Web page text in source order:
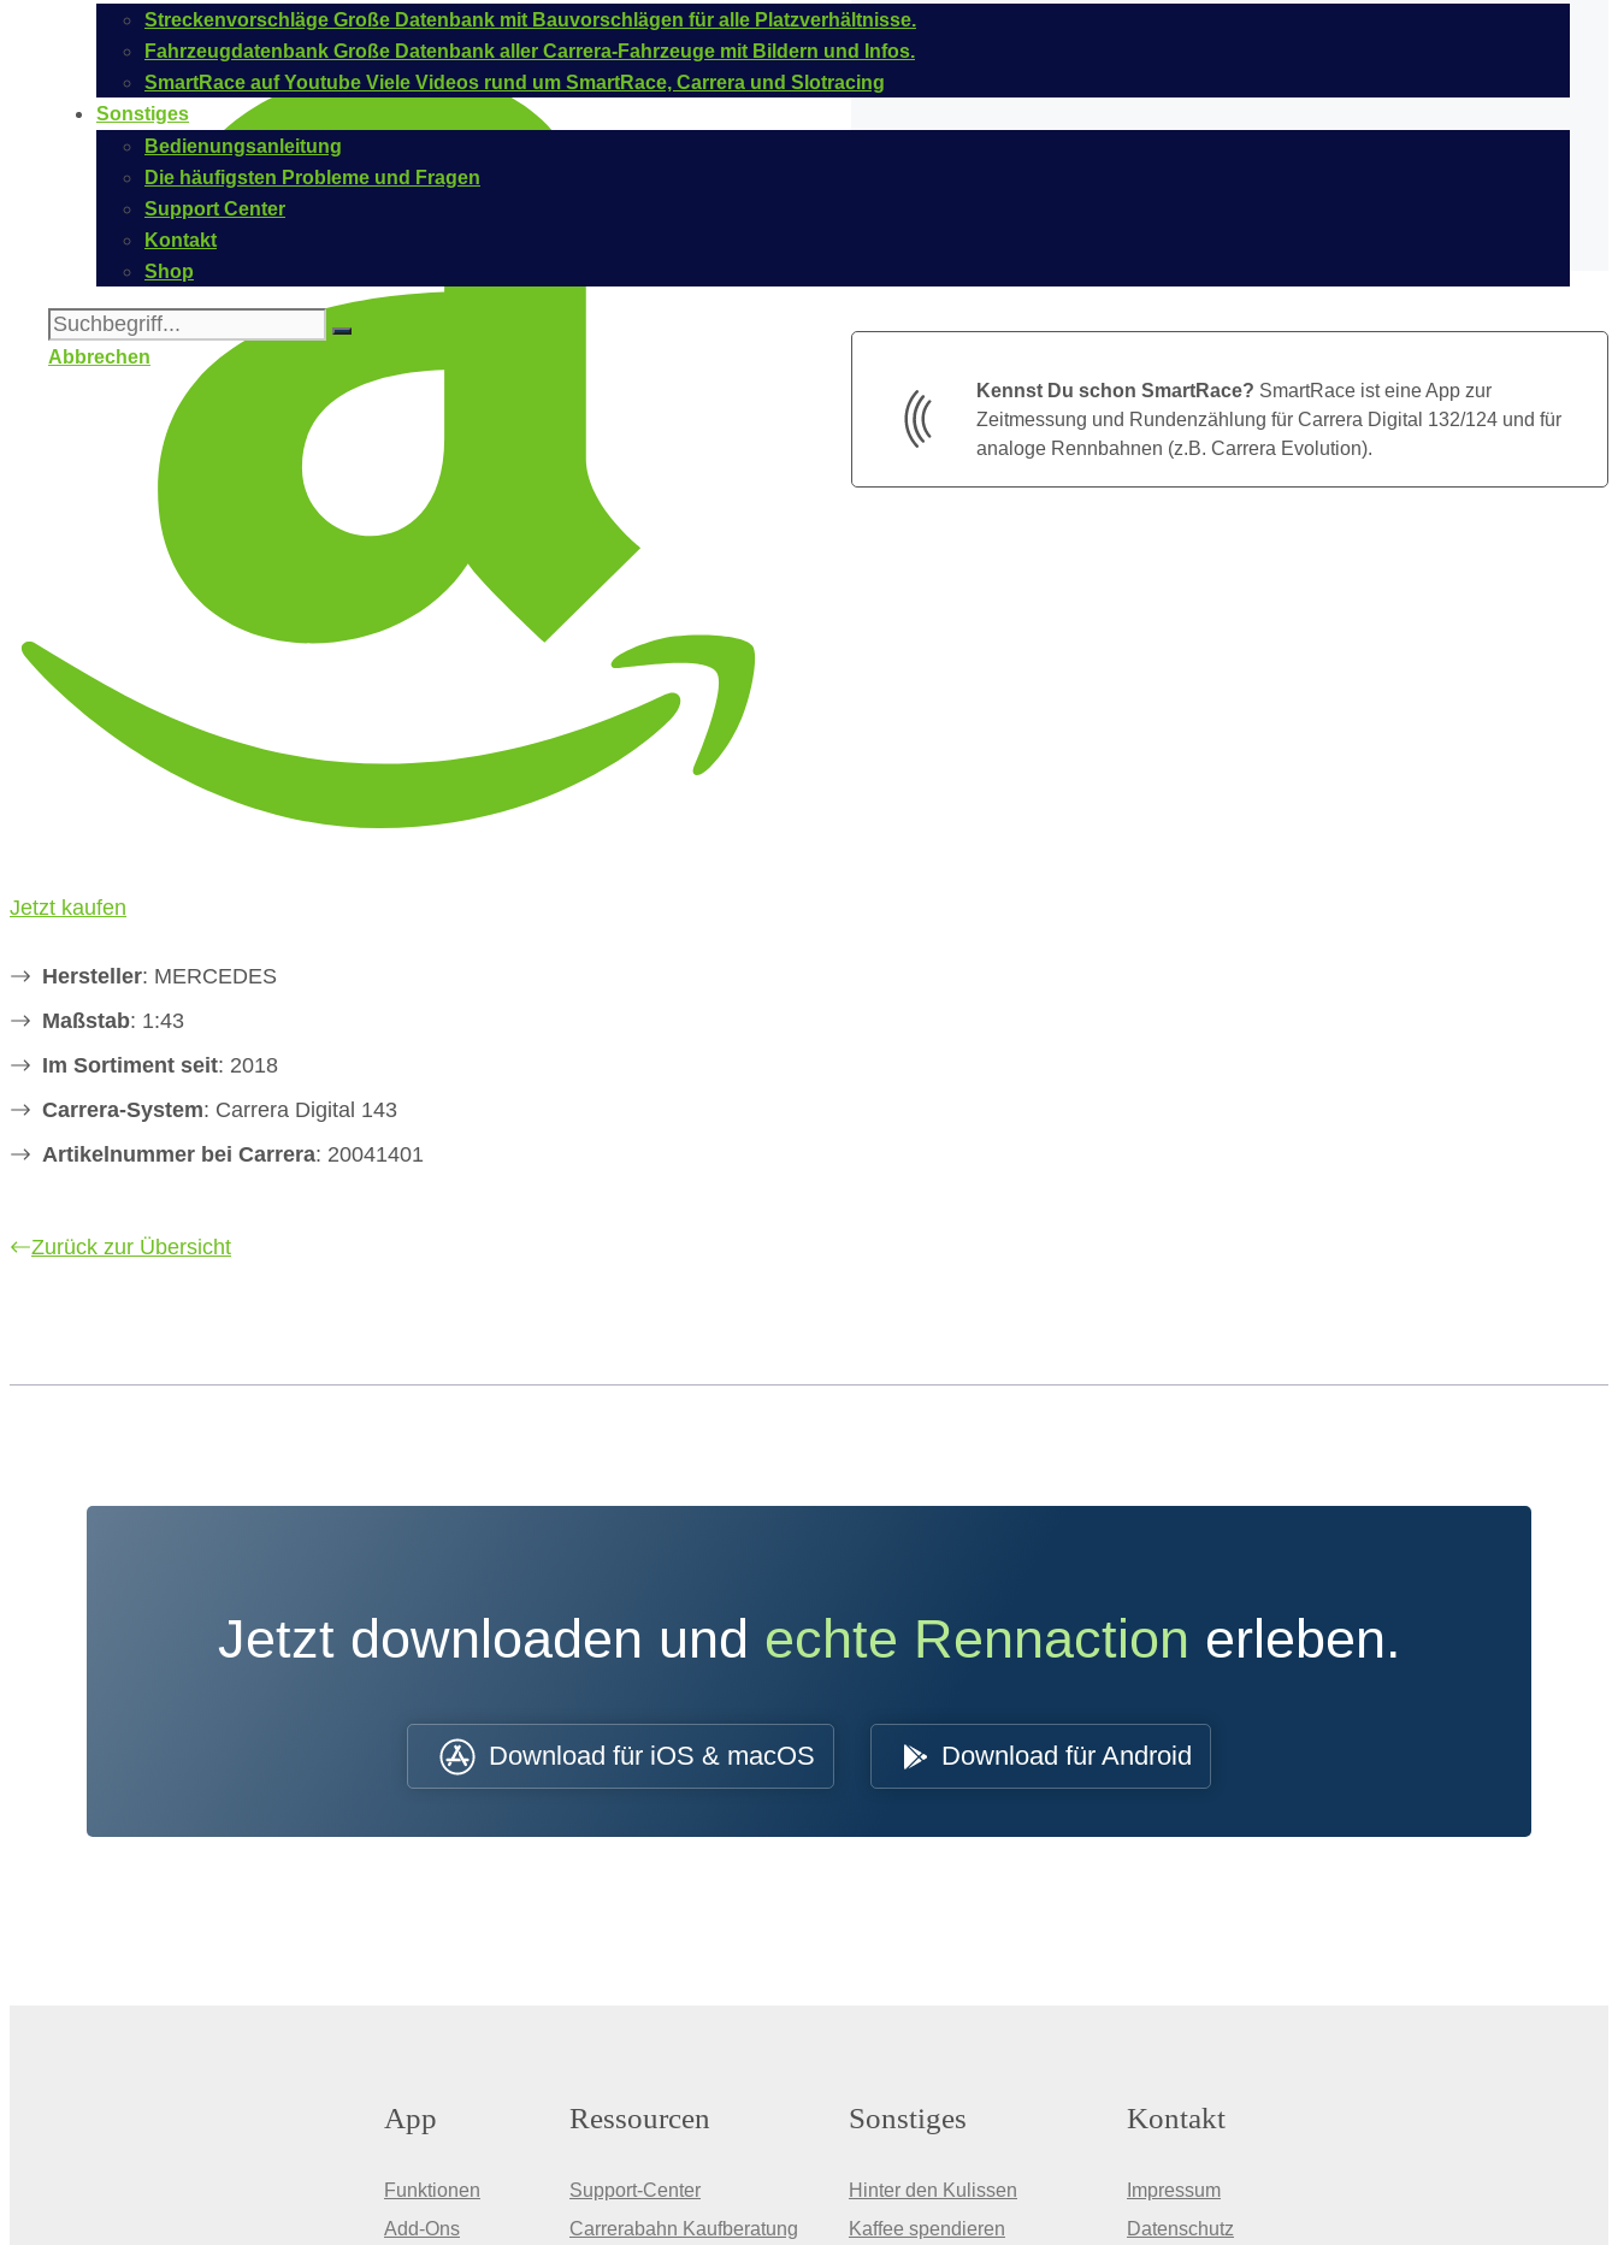
Streckenvorschläge Große Datenbank mit Bauvorschlägen für alle Platzverhältnisse.
Fahrzeugdatenbank Große Datenbank aller Carrera-Fahrzeuge mit Bildern und Infos.
SmartRace auf Youtube Viele Videos rund um SmartRace, Carrera und Slotracing
Sonstiges
Bedienungsanleitung
Die häufigsten Probleme und Fragen
Support Center
Kontakt
Shop
Abbrechen
Jetzt kaufen
Hersteller: MERCEDES
Maßstab: 1:43
Im Sortiment seit: 2018
Carrera-System: Carrera Digital 143
Artikelnummer bei Carrera: 20041401
Zurück zur Übersicht
Kennst Du schon SmartRace? SmartRace ist eine App zur
Zeitmessung und Rundenzählung für Carrera Digital 132/124 und für
analoge Rennbahnen (z.B. Carrera Evolution).
Jetzt downloaden und echte Rennaction erleben.
Download für iOS & macOS Download für Android
App
Funktionen
Add-Ons
Ressourcen
Support-Center
Carrerabahn Kaufberatung
Sonstiges
Hinter den Kulissen
Kaffee spendieren
Kontakt
Impressum
Datenschutz